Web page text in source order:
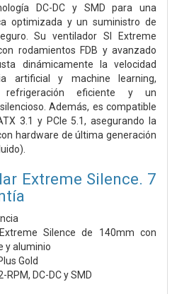
DC-DC y SMD para una
optimizada y un suministro de
Su ventilador SI Extreme
rodamientos FDB y avanzado
dinámicamente la velocidad
artificial y machine learning,
refrigeración eficiente y un
Además, es compatible
3.1 y PCIe 5.1, asegurando la
hardware de última generación
Extreme Silence. 7
Silence de 140mm con
y aluminio
Gold
RPM, DC-DC y SMD